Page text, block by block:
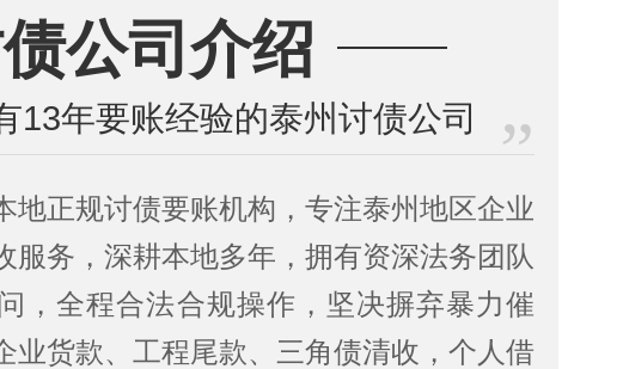
公司介绍
13年要账经验的泰州讨债公司
地正规讨债要账机构，专注泰州地区企业
服务，深耕本地多年，拥有资深法务团队
，全程合法合规操作，坚决摒弃暴力催
业货款、工程尾款、三角债清收，个人借